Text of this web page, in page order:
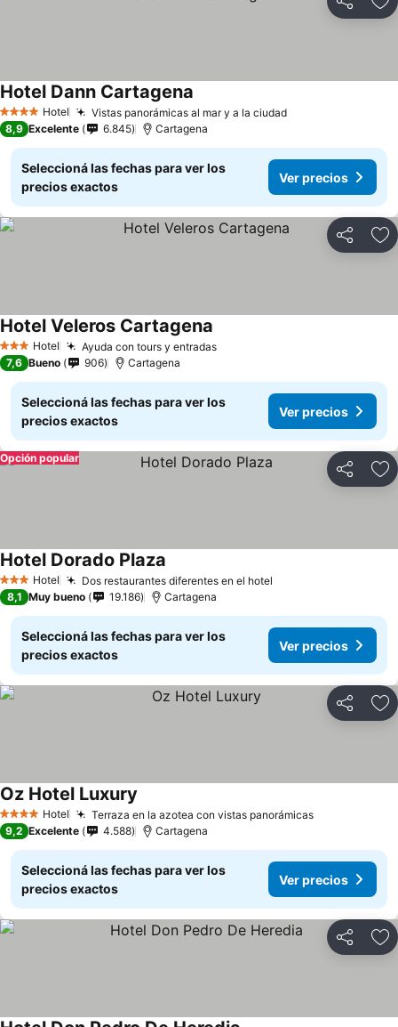
Compartir
4 EstrellasHotel Vistas panorámicas al mar y a la ciudad
Hotel Dann Cartagena
8,9 Excelente 6.845 Cartagena
Seleccioná las fechas para ver los
precios exactos
Ver precios
Compartir
3 Estrellas
Hotel Ayuda con tours y entradas
Hotel Veleros Cartagena
7,6 Bueno 906 Cartagena
Seleccioná las fechas para ver los
precios exactos
Ver precios
Compartir
Opción popular
3 Estrellas
Hotel Dos restaurantes diferentes en el hotel
Hotel Dorado Plaza
8,1 Muy bueno 19.186 Cartagena
Seleccioná las fechas para ver los
precios exactos
Ver precios
Compartir
4 EstrellasHotel Terraza en la azotea con vistas panorámicas
Oz Hotel Luxury
9,2 Excelente 4.588 Cartagena
Seleccioná las fechas para ver los
precios exactos
Ver precios
Compartir